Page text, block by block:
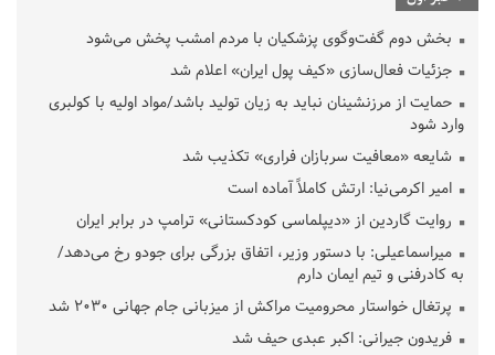
بخش دوم گفت‌وگوی پزشکیان با مردم امشب پخش می‌شود
جزئیات فعال‌سازی «کیف پول ایران» اعلام شد
حمایت از مرزنشینان نباید به زیان تولید باشد/مواد اولیه با کولبری
وارد شود
شایعه «معافیت سربازان فراری» تکذیب شد
امیر اکرمی‌نیا: ارتش کاملاً آماده است
روایت گاردین از «دیپلماسی کودکستانی» ترامپ در برابر ایران
میراسماعیلی: با دستور وزیر، اتفاق بزرگی برای جودو رخ می‌دهد/
به کادرفنی و تیم ایمان دارم
پرتغال خواستار محرومیت مراکش از میزبانی جام جهانی ۲۰۳۰ شد
فریدون جیرانی: اکبر عبدی حیف شد